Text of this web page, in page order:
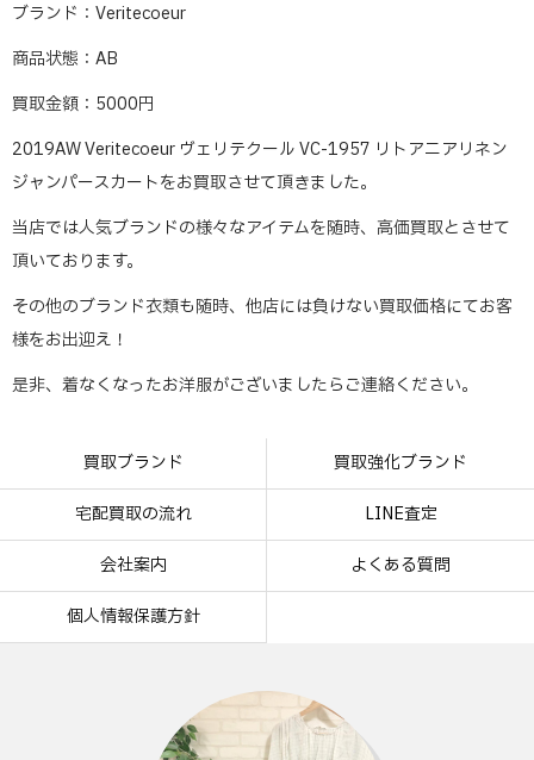
ブランド：Veritecoeur
商品状態：AB
買取金額：5000円
2019AW Veritecoeur ヴェリテクール VC-1957 リトアニアリネン
ジャンパースカートをお買取させて頂きました。
当店では人気ブランドの様々なアイテムを随時、高価買取とさせて
頂いております。
その他のブランド衣類も随時、他店には負けない買取価格にてお客
様をお出迎え！
是非、着なくなったお洋服がございましたらご連絡ください。
買取ブランド 買取強化ブランド
宅配買取の流れ LINE査定
会社案内 よくある質問
個人情報保護方針